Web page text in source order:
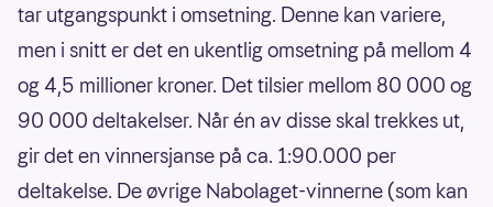
tar utgangspunkt i omsetning. Denne kan variere,
men i snitt er det en ukentlig omsetning på mellom 4
og 4,5 millioner kroner. Det tilsier mellom 80 000 og
90 000 deltakelser. Når én av disse skal trekkes ut,
gir det en vinnersjanse på ca. 1:90.000 per
deltakelse. De øvrige Nabolaget-vinnerne (som kan